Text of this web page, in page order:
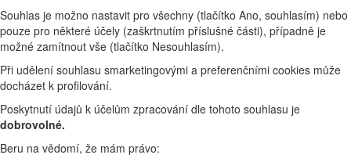
Souhlas je možno nastavit pro všechny (tlačítko Ano, souhlasím) nebo
pouze pro některé účely (zaškrtnutím příslušné části), případně je
možné zamítnout vše (tlačítko Nesouhlasím).
Při udělení souhlasu smarketingovými a preferenčními cookies může
docházet k profilování.
Poskytnutí údajů k účelům zpracování dle tohoto souhlasu je
dobrovolné.
Beru na vědomí, že mám právo: